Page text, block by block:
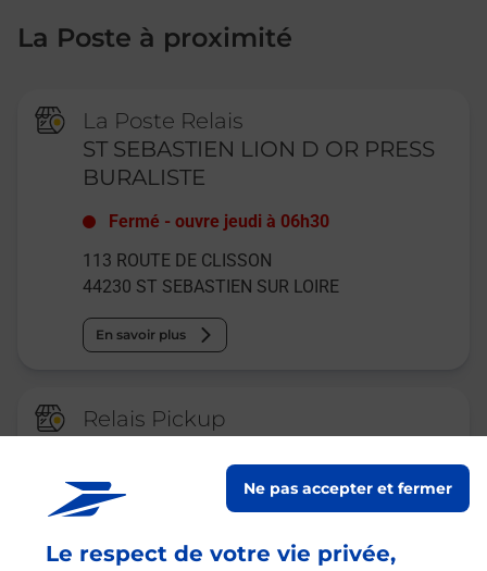
Le respect de votre vie privée,
Ne pas accepter et fermer
La Poste à proximité
La Poste Relais
ST SEBASTIEN LION D OR PRESS
BURALISTE
Fermé -ouvre jeudi à 06h30
113 ROUTE DE CLISSON
44230 ST SEBASTIEN SUR LOIRE
En savoir plus
Relais Pickup
Fermé ouvre jeudi à 10h00
44200 NANTES